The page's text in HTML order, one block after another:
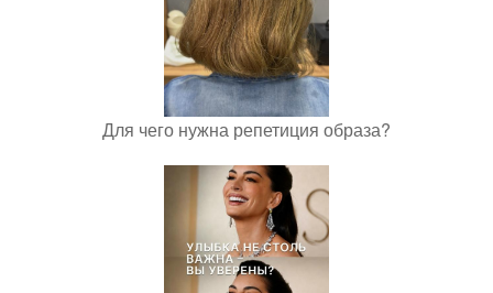
Для чего нужна репетиция образа?